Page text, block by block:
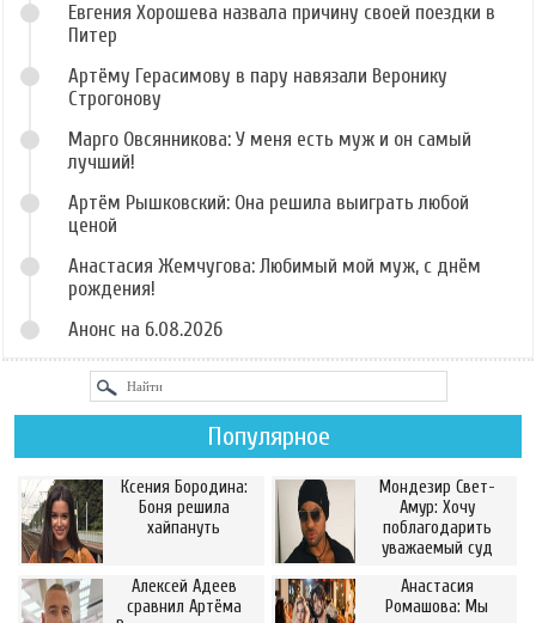
Евгения Хорошева назвала причину своей поездки в
Питер
Артёму Герасимову в пару навязали Веронику
Строгонову
Марго Овсянникова: У меня есть муж и он самый
лучший!
Артём Рышковский: Она решила выиграть любой
ценой
Анастасия Жемчугова: Любимый мой муж, с днём
рождения!
Анонс на 6.08.2026
Популярное
Ксения Бородина:
Боня решила
хайпануть
Мондезир Свет-
Амур: Хочу
поблагодарить
уважаемый суд
Алексей Адеев
сравнил Артёма
Анастасия
Ромашова: Мы